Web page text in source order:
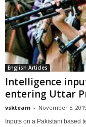
English Articles
Intelligence
entering Uttar
vskteam - November 5,
Inputs on a Pakistani based